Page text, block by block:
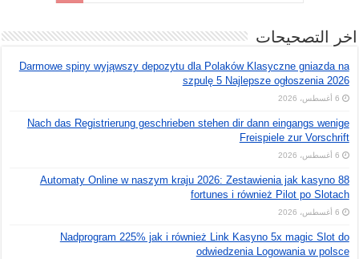
اخر التصحيحات
Darmowe spiny wyjąwszy depozytu dla Polaków Klasyczne gniazda na
szpulę 5 Najlepsze ogłoszenia 2026
6 أغسطس، 2026
Nach das Registrierung geschrieben stehen dir dann eingangs wenige
Freispiele zur Vorschrift
6 أغسطس، 2026
Automaty Online w naszym kraju 2026: Zestawienia jak kasyno 88
fortunes i również Pilot po Slotach
6 أغسطس، 2026
Nadprogram 225% jak i również Link Kasyno 5x magic Slot do
odwiedzenia Logowania w polsce